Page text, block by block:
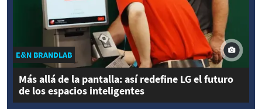
E&N BRANDLAB
Más allá de la pantalla: así redefine LG el futuro
de los espacios inteligentes